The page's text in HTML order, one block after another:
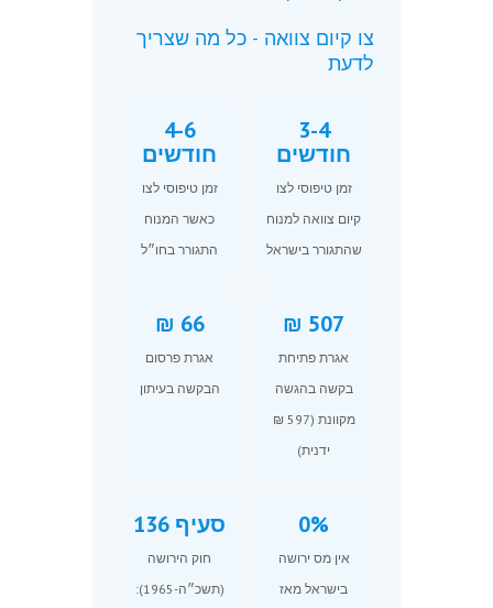
צו קיום צוואה - כל מה שצריך
לדעת
3-4
חודשים
זמן טיפוסי לצו
קיום צוואה למנוח
שהתגורר בישראל
4-6
חודשים
זמן טיפוסי לצו
כאשר המנוח
התגורר בחו״ל
507 ₪
אגרת פתיחת
בקשה בהגשה
מקוונת (597 ₪
ידנית)
66 ₪
אגרת פרסום
הבקשה בעיתון
0%
אין מס ירושה
בישראל מאז
סעיף 136
חוק הירושה
(תשכ״ה-1965):